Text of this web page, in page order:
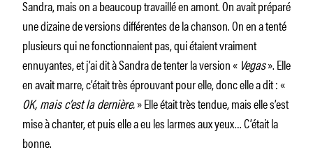
Sandra, mais on a beaucoup travaillé en amont. On avait préparé
une dizaine de versions différentes de la chanson. On en a tenté
plusieurs qui ne fonctionnaient pas, qui étaient vraiment
ennuyantes, et j’ai dit à Sandra de tenter la version « Vegas». Elle
en avait marre, c’était très éprouvant pour elle, donc elle a dit : «
OK, mais c’est la dernière.» Elle était très tendue, mais elle s’est
mise à chanter, et puis elle a eu les larmes aux yeux… C’était la
bonne.